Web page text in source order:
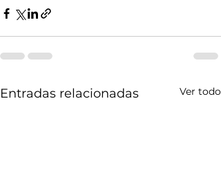
Entradas relacionadas Ver todo